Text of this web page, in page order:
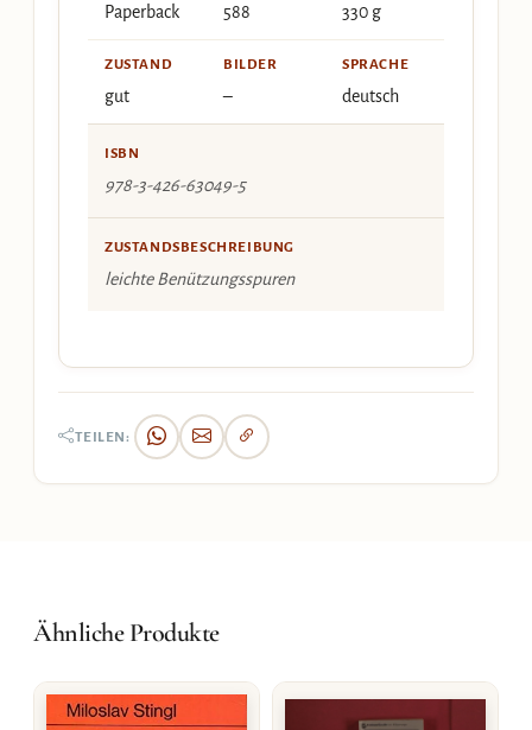
Paperback 588 330 g
ZUSTAND
gut
BILDER
–
SPRACHE
deutsch
ISBN
978-3-426-63049-5
ZUSTANDSBESCHREIBUNG
leichte Benützungsspuren
TEILEN:
Ähnliche Produkte